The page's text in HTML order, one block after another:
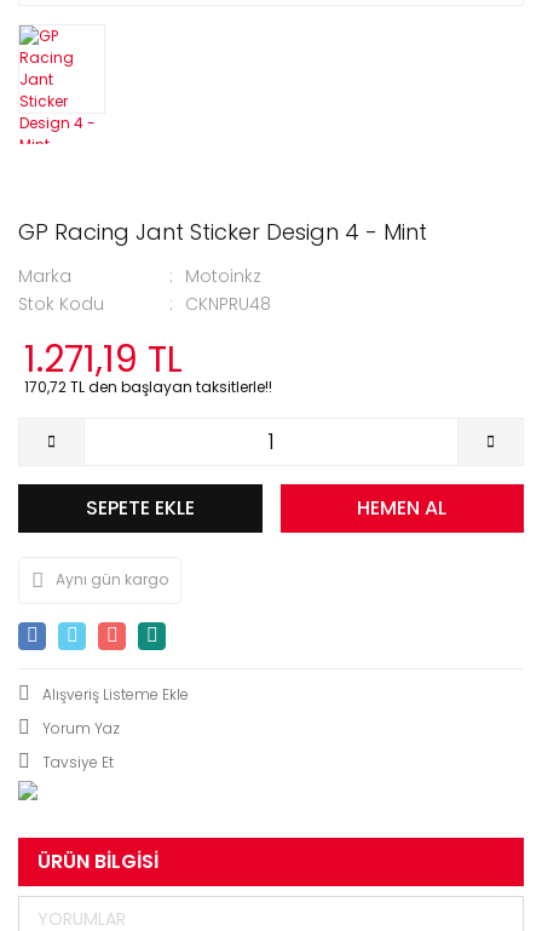
GP Racing Jant Sticker Design 4 - Mint
Marka
Motoinkz
Stok Kodu
CKNPRU48
1.271,19 TL
170,72 TL den başlayan taksitlerle!!
SEPETE EKLE HEMEN AL
Aynı gün kargo
Yorum Yaz
Tavsiye Et
ÜRÜN BILGISI
YORUMLAR